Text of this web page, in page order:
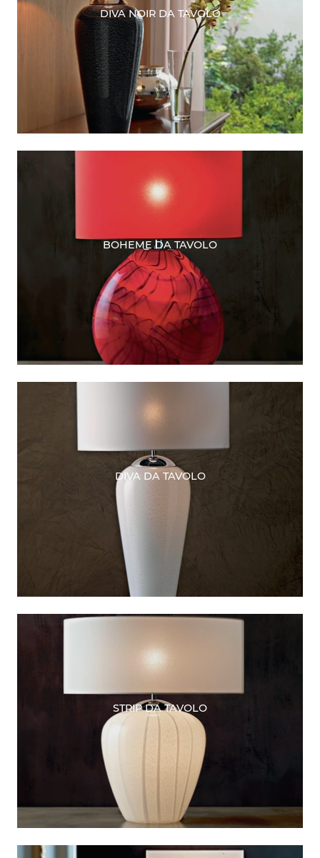
DIVA NOIR DA TAVOLO
BOHEME DA TAVOLO
DIVA DA TAVOLO
STRIP DA TAVOLO